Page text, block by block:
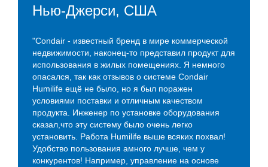
Нью-Джерси, США
"Condair - известный бренд в мире коммерческой
недвижимости, наконец-то представил продукт для
использования в жилых помещениях. Я немного
опасался, так как отзывов о системе Condair
Humilife ещё не было, но я был поражен
условиями поставки и отличным качеством
продукта. Инженер по установке оборудования
сказал,что эту систему было очень легко
установить. Работа Humilife выше всяких похвал!
Удобство пользования амного лучше, чем у
конкурентов! Например, управление на основе